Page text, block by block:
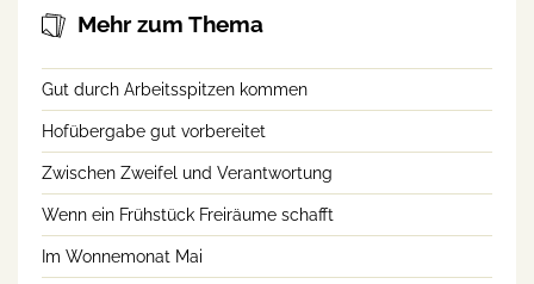
Mehr zum Thema
Gut durch Arbeitsspitzen kommen
Hofübergabe gut vorbereitet
Zwischen Zweifel und Verantwortung
Wenn ein Frühstück Freiräume schafft
Im Wonnemonat Mai